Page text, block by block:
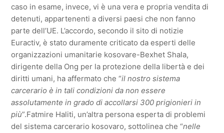
caso in esame, invece, vi è una vera e propria vendita di
detenuti, appartenenti a diversi paesi che non fanno
parte dell’UE. L’accordo, secondo il sito di notizie
Euractiv, è stato duramente criticato da esperti delle
organizzazioni umanitarie kosovare-Bexhet Shala,
dirigente della Ong per la protezione della libertà e dei
diritti umani, ha affermato che “il nostro sistema
carcerario è in tali condizioni da non essere
assolutamente in grado di accollarsi 300 prigionieri in
più”.Fatmire Haliti, un’altra persona esperta di problemi
del sistema carcerario kosovaro, sottolinea che “nelle